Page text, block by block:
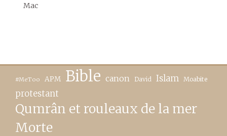
Mac
#MeToo APM Bible canon David Islam Moabite
protestant
Qumrân et rouleaux de la mer
Morte